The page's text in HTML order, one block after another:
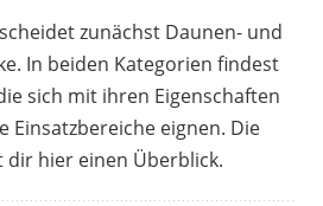
zunächst Daunen- und
In beiden Kategorien findest
sich mit ihren Eigenschaften
Einsatzbereiche eignen. Die
dir hier einen Überblick.